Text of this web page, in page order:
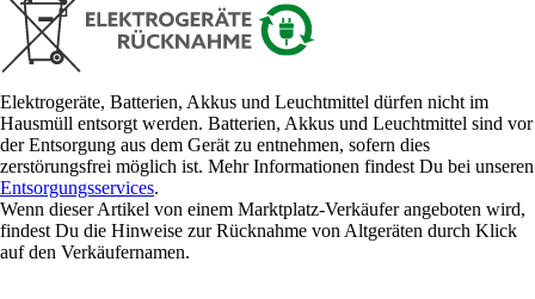
Elektrogeräte, Batterien, Akkus und Leuchtmittel dürfen nicht im
Hausmüll entsorgt werden. Batterien, Akkus und Leuchtmittel sind vor
der Entsorgung aus dem Gerät zu entnehmen, sofern dies
zerstörungsfrei möglich ist. Mehr Informationen findest Du bei unseren
Entsorgungsservices.
Wenn dieser Artikel von einem Marktplatz-Verkäufer angeboten wird,
findest Du die Hinweise zur Rücknahme von Altgeräten durch Klick
auf den Verkäufernamen.